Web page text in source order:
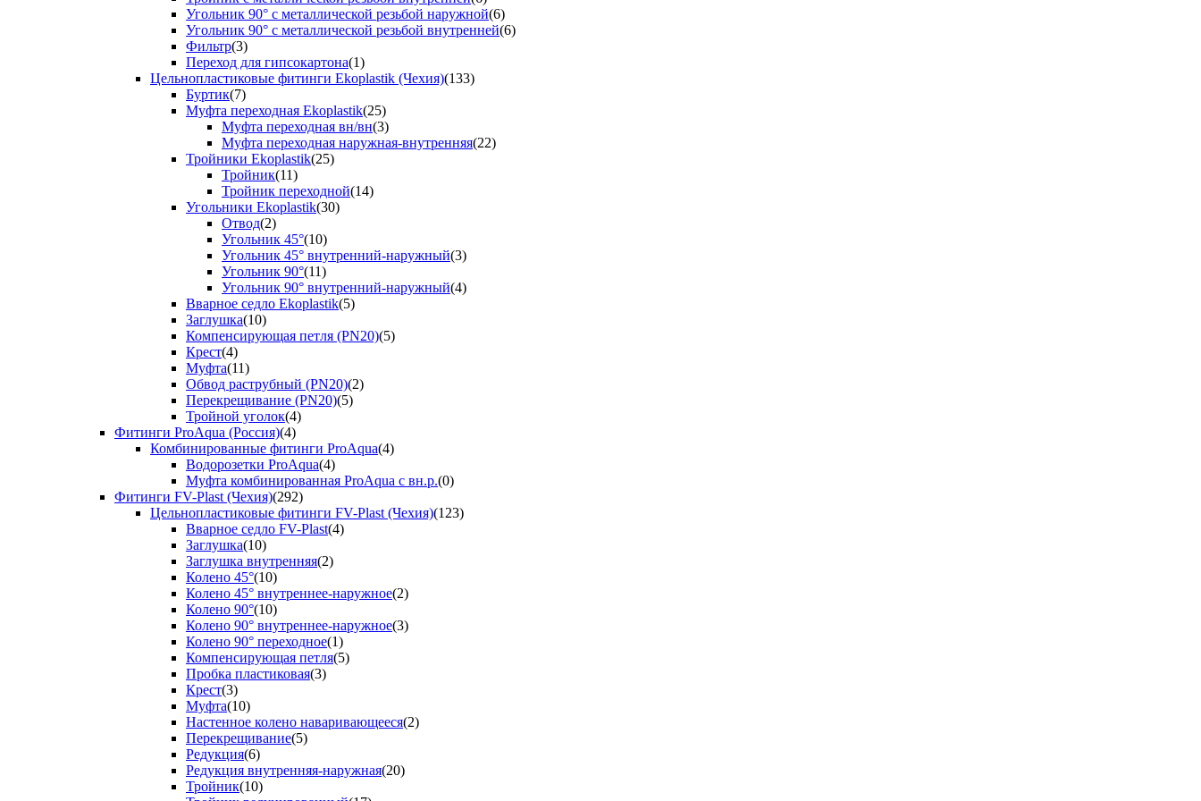
Угольник 90° с металлической резьбой наружной(6)
Угольник 90° с металлической резьбой внутренней(6)
Фильтр(3)
Переход для гипсокартона(1)
Цельнопластиковые фитинги Ekoplastik (Чехия)(133)
Буртик(7)
Муфта переходная Ekoplastik(25)
Муфта переходная вн/вн(3)
Муфта переходная наружная-внутренняя(22)
Тройники Ekoplastik(25)
Тройник(11)
Тройник переходной(14)
Угольники Ekoplastik(30)
Отвод(2)
Угольник 45°(10)
Угольник 45° внутренний-наружный(3)
Угольник 90°(11)
Угольник 90° внутренний-наружный(4)
Вварное седло Ekoplastik(5)
Заглушка(10)
Компенсирующая петля (PN20)(5)
Крест(4)
Муфта(11)
Обвод раструбный (PN20)(2)
Перекрещивание (PN20)(5)
Тройной уголок(4)
Фитинги ProAqua (Россия)(4)
Комбинированные фитинги ProAqua(4)
Водорозетки ProAqua(4)
Муфта комбинированная ProAqua с вн.р.(0)
Фитинги FV-Plast (Чехия)(292)
Цельнопластиковые фитинги FV-Plast (Чехия)(123)
Вварное седло FV-Plast(4)
Заглушка(10)
Заглушка внутренняя(2)
Колено 45°(10)
Колено 45° внутреннее-наружное(2)
Колено 90°(10)
Колено 90° внутреннее-наружное(3)
Колено 90° переходное(1)
Компенсирующая петля(5)
Пробка пластиковая(3)
Крест(3)
Муфта(10)
Настенное колено наваривающееся(2)
Перекрещивание(5)
Редукция(6)
Редукция внутренняя-наружная(20)
Тройник(10)